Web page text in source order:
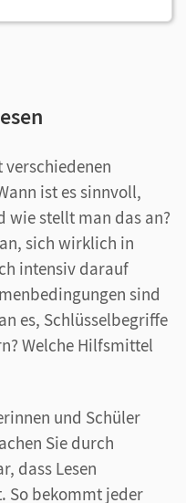
ist es sinnvoll,
wie stellt man das an?
sich wirklich in
intensiv darauf
sind
es, Schlüsselbegriffe
Welche Hilfsmittel
und Schüler
Sie durch
dass Lesen
So bekommt jeder